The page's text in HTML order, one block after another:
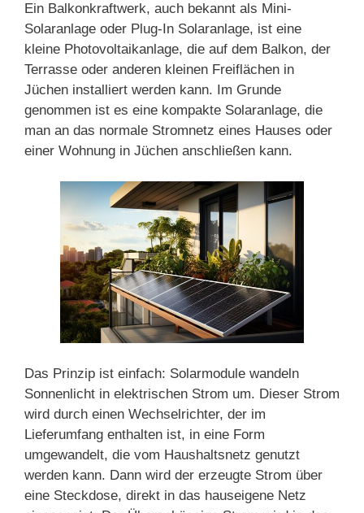
Ein Balkonkraftwerk, auch bekannt als Mini-
Solaranlage oder Plug-In Solaranlage, ist eine
kleine Photovoltaikanlage, die auf dem Balkon, der
Terrasse oder anderen kleinen Freiflächen in
Jüchen installiert werden kann. Im Grunde
genommen ist es eine kompakte Solaranlage, die
man an das normale Stromnetz eines Hauses oder
einer Wohnung in Jüchen anschließen kann.
Das Prinzip ist einfach: Solarmodule wandeln
Sonnenlicht in elektrischen Strom um. Dieser Strom
wird durch einen Wechselrichter, der im
Lieferumfang enthalten ist, in eine Form
umgewandelt, die vom Haushaltsnetz genutzt
werden kann. Dann wird der erzeugte Strom über
eine Steckdose, direkt in das hauseigene Netz